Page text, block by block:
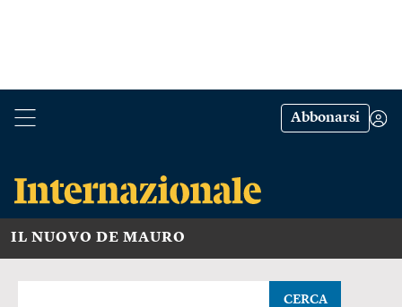
Abbonarsi
IL NUOVO DE MAURO
CERCA